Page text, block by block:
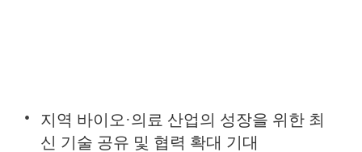
지역 바이오·의료 산업의 성장을 위한 최
신 기술 공유 및 협력 확대 기대